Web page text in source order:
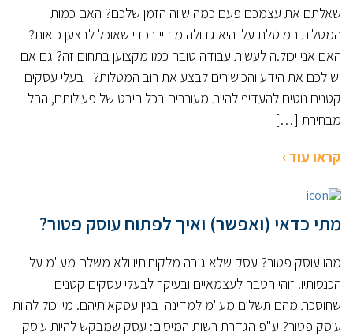
שאלתם את עצמכם פעם כמה שווה הזמן שלכם? האם כמות
המטלות המוטלת עלי היא גדולה מידיי בכדי שאוכל לבצען כיאות?
האם אני יכול.ה לעשות עבודה טובה כמו מקצוען בתחום זה? גם אם
יש לכם את הידע והכישורים לבצע את רוב המטלות? בעלי עסקים
קטנים נוטים להעדיף להיות מעורבים בכל היבט של פעילותם, החל
מבחירת […]
קראו עוד ›
מתי כדאי (ואפשר) ואיך לפתוח עוסק פטור?
מהו עוסק פטור? עסק שלא גובה מלקוחותיו ולא משלם מע"מ על
הכנסותיו. זוהי הטבה לעצמאיים ובעיקר לבעלי עסקים קטנים
שחוסכת מהם תשלום מע"מ למדינה בגין עסקאותיהם. מי יכול להיות
עוסק פטור? ע"פ הגדרת רשות המיסים: עסק שמבקש להיות עוסק